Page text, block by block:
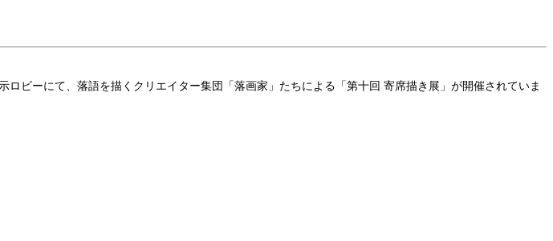
ビーにて、落語を描くクリエイター集団「落画家」たちによる「第十回 寄席描き展」が開催されていま